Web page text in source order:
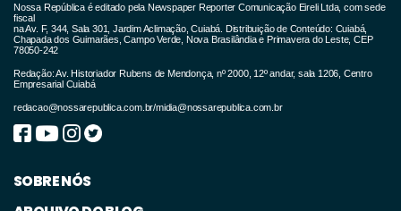
atendimento no comércio também para
evitar maiores aglomerações”, afirmou.
Representando o governador, o secretário-
chefe da Casa Civil, Mauro Carvalho, disse
que o maior interesse do governo é voltar a
normalidade e que todas as medidas
Nossa República é editado pela Newspaper Reporter Comunicação Eireli Ltda, com sede
fiscal
na Av. F, 344, Sala 301, Jardim Aclimação, Cuiabá. Distribuição de Conteúdo: Cuiabá,
Chapada dos Guimarães, Campo Verde, Nova Brasilândia e Primavera do Leste, CEP
78050-242
Redação: Av. Historiador Rubens de Mendonça, nº 2000, 12º andar, sala 1206, Centro
Empresarial Cuiabá
redacao@nossarepublica.com.br/midia@nossarepublica.com.br
SOBRE NÓS